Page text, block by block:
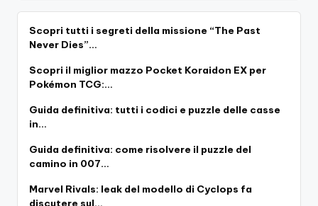
Scopri tutti i segreti della missione “The Past
Never Dies”…
Scopri il miglior mazzo Pocket Koraidon EX per
Pokémon TCG:…
Guida definitiva: tutti i codici e puzzle delle casse
in…
Guida definitiva: come risolvere il puzzle del
camino in 007…
Marvel Rivals: leak del modello di Cyclops fa
discutere sul…